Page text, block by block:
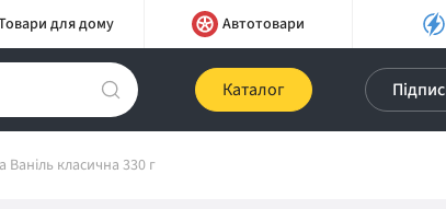
для дому Автотовари
Каталог
класична 330 г